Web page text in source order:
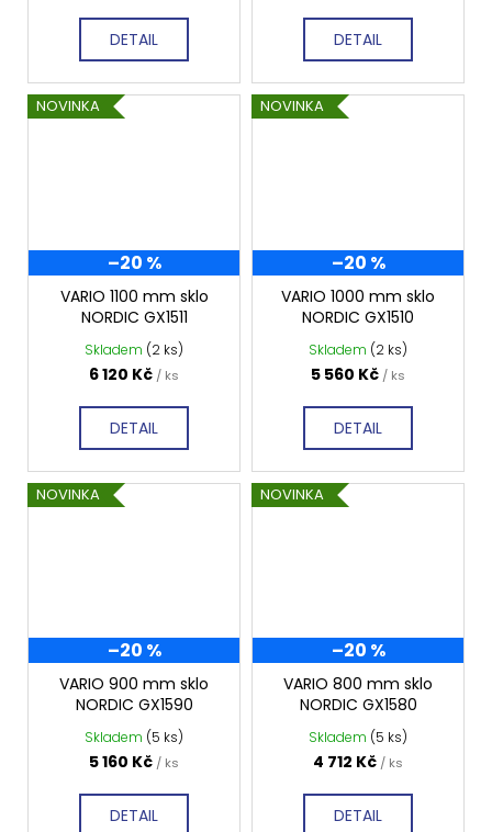
DETAIL DETAIL
NOVINKA
–20 %
VARIO 1100 mm sklo
NORDIC GX1511
Skladem (2 ks)
6 120 Kč / ks
DETAIL
NOVINKA
–20 %
VARIO 1000 mm sklo
NORDIC GX1510
Skladem (2 ks)
5 560 Kč / ks
DETAIL
NOVINKA
–20 %
VARIO 900 mm sklo
NORDIC GX1590
Skladem (5 ks)
5 160 Kč / ks
DETAIL
NOVINKA
–20 %
VARIO 800 mm sklo
NORDIC GX1580
Skladem (5 ks)
4 712 Kč / ks
DETAIL